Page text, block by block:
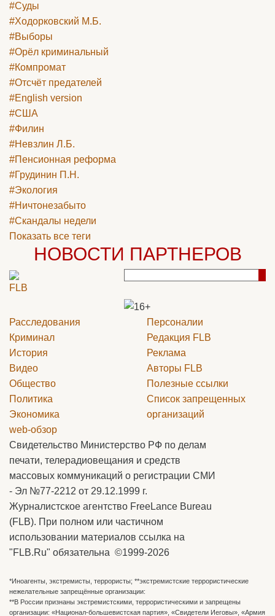
#Суды
#Ходорковский М.Б.
#Выборы
#Орёл криминальный
#Компромат
#Отсчёт предателей
#English version
#США
#Филин
#Невзлин Л.Б.
#Пенсионная реформа
#Грудинин П.Н.
#Экология
#Ничтонезабыто
#Скандалы недели
Показать все теги
НОВОСТИ ПАРТНЕРОВ
Расследования
Криминал
История
Видео
Общество
Политика
Экономика
web-обзор
Персоналии
Редакция FLB
Реклама
Авторы FLB
Полезные ссылки
Список запрещенных
организаций
Свидетельство Министерство РФ по делам
печати, телерадиовещания и средств
массовых коммуникаций о регистрации СМИ
- Эл №77-2212 от 29.12.1999 г.
Журналистское агентство FreeLance Bureau
(FLB). При полном или частичном
использовании материалов ссылка на
"FLB.Ru" обязательна ©1999-2026
*Иноагенты, экстремисты, террористы; **экстремистские террористические
нежелательные запрещённые организации:
**В России признаны экстремистскими, террористическими и запрещены
организации: «Национал-большевистская партия», «Свидетели Иеговы», «Армия